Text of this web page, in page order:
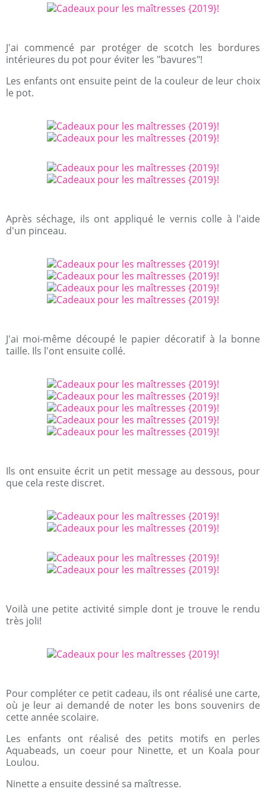
J'ai commencé par protéger de scotch les bordures
intérieures du pot pour éviter les "bavures"!
Les enfants ont ensuite peint de la couleur de leur choix
le pot.
Après séchage, ils ont appliqué le vernis colle à l'aide
d'un pinceau.
J'ai moi-même découpé le papier décoratif à la bonne
taille. Ils l'ont ensuite collé.
Ils ont ensuite écrit un petit message au dessous, pour
que cela reste discret.
Voilà une petite activité simple dont je trouve le rendu
très joli!
Pour compléter ce petit cadeau, ils ont réalisé une carte,
où je leur ai demandé de noter les bons souvenirs de
cette année scolaire.
Les enfants ont réalisé des petits motifs en perles
Aquabeads, un coeur pour Ninette, et un Koala pour
Loulou.
Ninette a ensuite dessiné sa maîtresse.